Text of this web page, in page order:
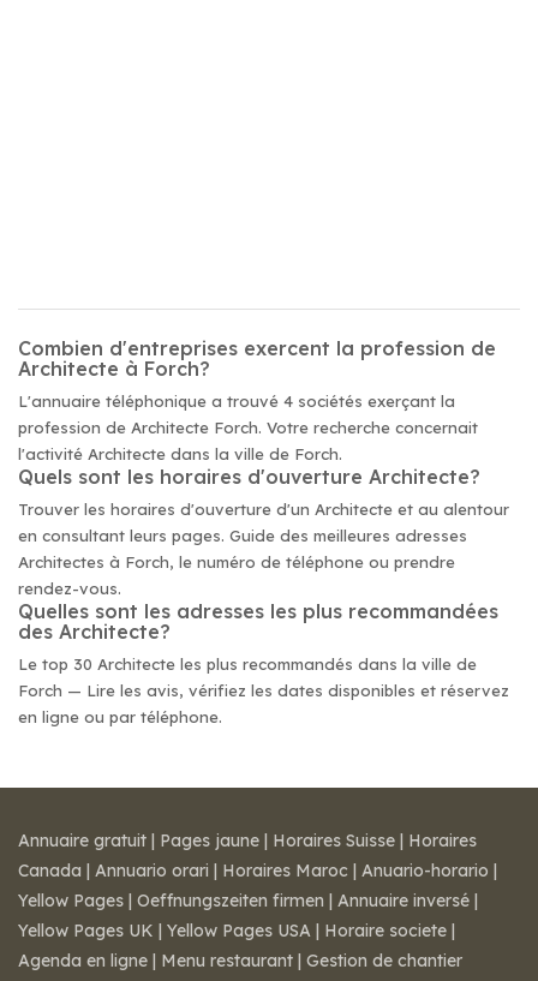
Combien d'entreprises exercent la profession de
Architecte à Forch?
L'annuaire téléphonique a trouvé 4 sociétés exerçant la
profession de Architecte Forch. Votre recherche concernait
l'activité Architecte dans la ville de Forch.
Quels sont les horaires d'ouverture Architecte?
Trouver les horaires d'ouverture d'un Architecte et au alentour
en consultant leurs pages. Guide des meilleures adresses
Architectes à Forch, le numéro de téléphone ou prendre
rendez-vous.
Quelles sont les adresses les plus recommandées
des Architecte?
Le top 30 Architecte les plus recommandés dans la ville de
Forch — Lire les avis, vérifiez les dates disponibles et réservez
en ligne ou par téléphone.
Annuaire gratuit | Pages jaune | Horaires Suisse | Horaires
Canada | Annuario orari | Horaires Maroc | Anuario-horario |
Yellow Pages | Oeffnungszeiten firmen | Annuaire inversé |
Yellow Pages UK | Yellow Pages USA | Horaire societe |
Agenda en ligne | Menu restaurant | Gestion de chantier